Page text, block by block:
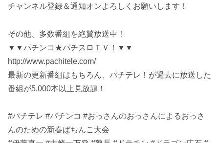
チャンネル登録＆通知オンよろしくお願いします！
その他、多数番組を絶賛放送中！
▼▼パチンコ★パチスロＴＶ！▼▼
http://www.pachitele.com/
最新の更新番組はもちろん、パチテレ！が過去に放送した
番組が5,000本以上見放題！
#パチテレ #パチンコ #おっさんのおっさんによるおっさ
んのための新春ぱちんこ大会